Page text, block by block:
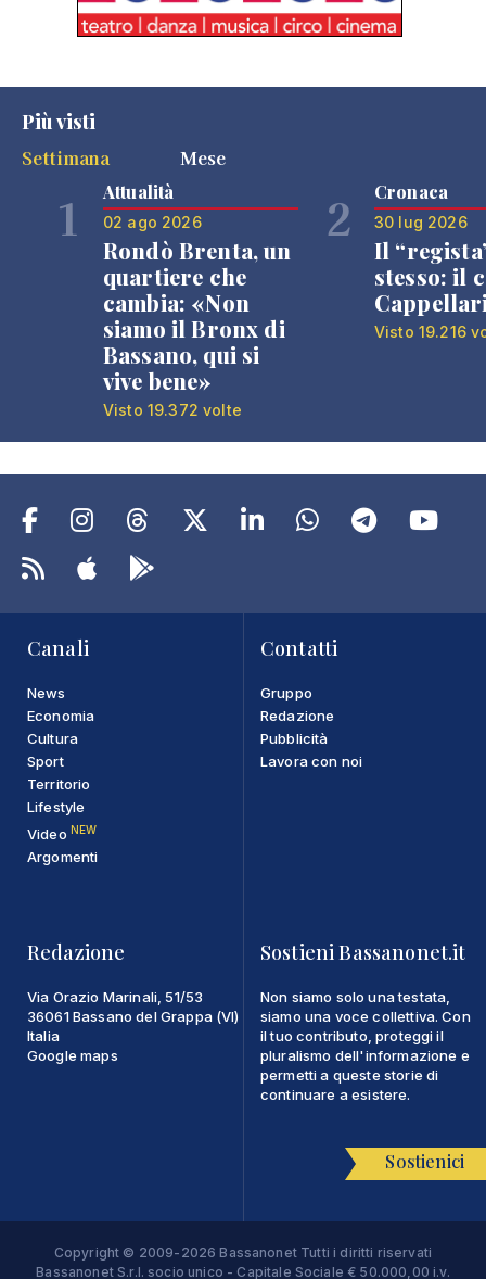
Più visti
Settimana
Mese
1 Attualità
02 ago 2026
Rondò Brenta, un
quartiere che
cambia: «Non
siamo il Bronx di
Bassano, qui si
vive bene»
Visto 19.372 volte
2 Cronaca
30 lug 2026
Il
stesso: il
Visto 19.216
Canali
News
Economia
Cultura
Sport
Territorio
Lifestyle
Video NEW
Argomenti
Contatti
Gruppo
Redazione
Pubblicità
Lavora con noi
Redazione
Via Orazio Marinali, 51/53
36061 Bassano del Grappa (VI)
Italia
Google maps
Sostieni Bassanonet.it
Non siamo solo una testata,
siamo una voce collettiva. Con
il tuo contributo, proteggi il
pluralismo dell'informazione e
permetti a queste storie di
continuare a esistere.
Sostienici
Copyright © 2009-2026 Bassanonet Tutti i diritti riservati
Bassanonet S.r.l. socio unico - Capitale Sociale € 50.000,00 i.v.